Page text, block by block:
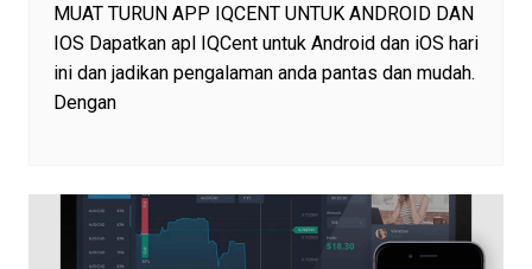
MUAT TURUN APP IQCENT UNTUK ANDROID DAN
IOS Dapatkan apl IQCent untuk Android dan iOS hari
ini dan jadikan pengalaman anda pantas dan mudah.
Dengan